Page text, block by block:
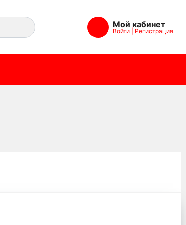
Мой кабинет
Войти Регистрация